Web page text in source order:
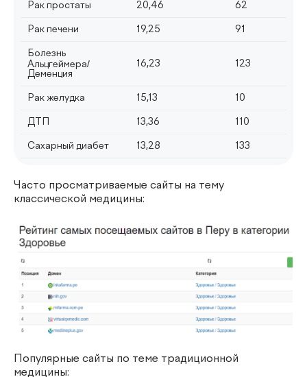
Рак простаты 20,46 62
Рак печени 19,25 91
Болезнь
Альцгеймера/
Деменция
16,23 123
Рак желудка 15,13 10
ДТП 13,36 110
Сахарный диабет 13,28 133
Часто просматриваемые сайты на тему
классической медицины:
Популярные сайты по теме традиционной
медицины: